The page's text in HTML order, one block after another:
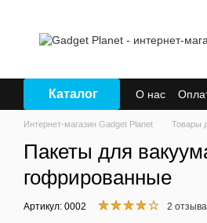
Каталог О нас
Интернет-магазин Gadget Planet Товары
Пакеты для
гофрированные
Артикул: 0002 2 отзыва